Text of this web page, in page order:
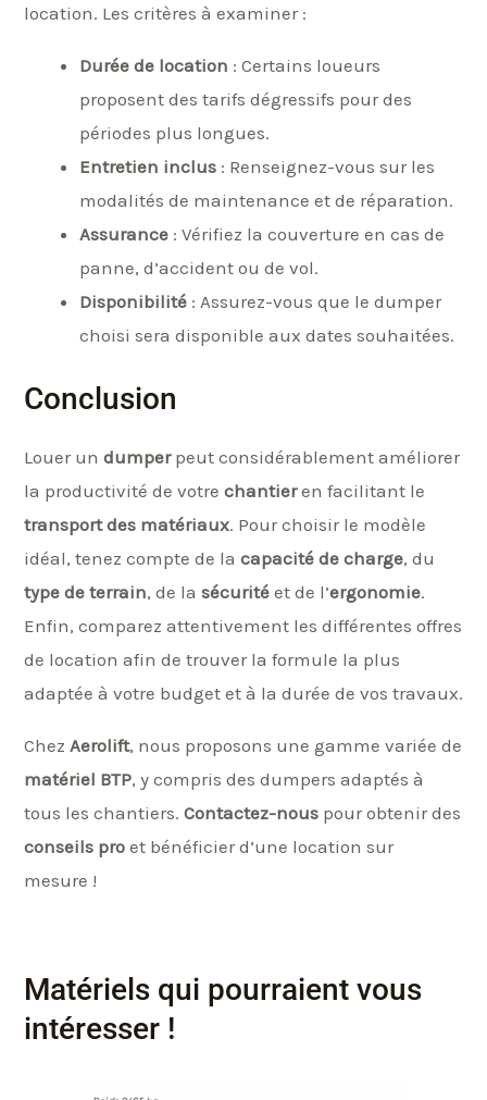
location. Les critères à examiner :
Durée de location : Certains loueurs
proposent des tarifs dégressifs pour des
périodes plus longues.
Entretien inclus : Renseignez-vous sur les
modalités de maintenance et de réparation.
Assurance : Vérifiez la couverture en cas de
panne, d’accident ou de vol.
Disponibilité : Assurez-vous que le dumper
choisi sera disponible aux dates souhaitées.
Conclusion
Louer un dumperpeut considérablement améliorer
la productivité de votre chantieren facilitant le
transport des matériaux. Pour choisir le modèle
idéal, tenez compte de la capacité de charge, du
type de terrain, de la sécurité et de l’ergonomie.
Enfin, comparez attentivement les différentes offres
de location afin de trouver la formule la plus
adaptée à votre budget et à la durée de vos travaux.
Chez Aerolift, nous proposons une gamme variée de
matériel BTP, y compris des dumpers adaptés à
tous les chantiers. Contactez-nous pour obtenir des
conseils pro et bénéficier d’une location sur
mesure !
Matériels qui pourraient vous
intéresser !